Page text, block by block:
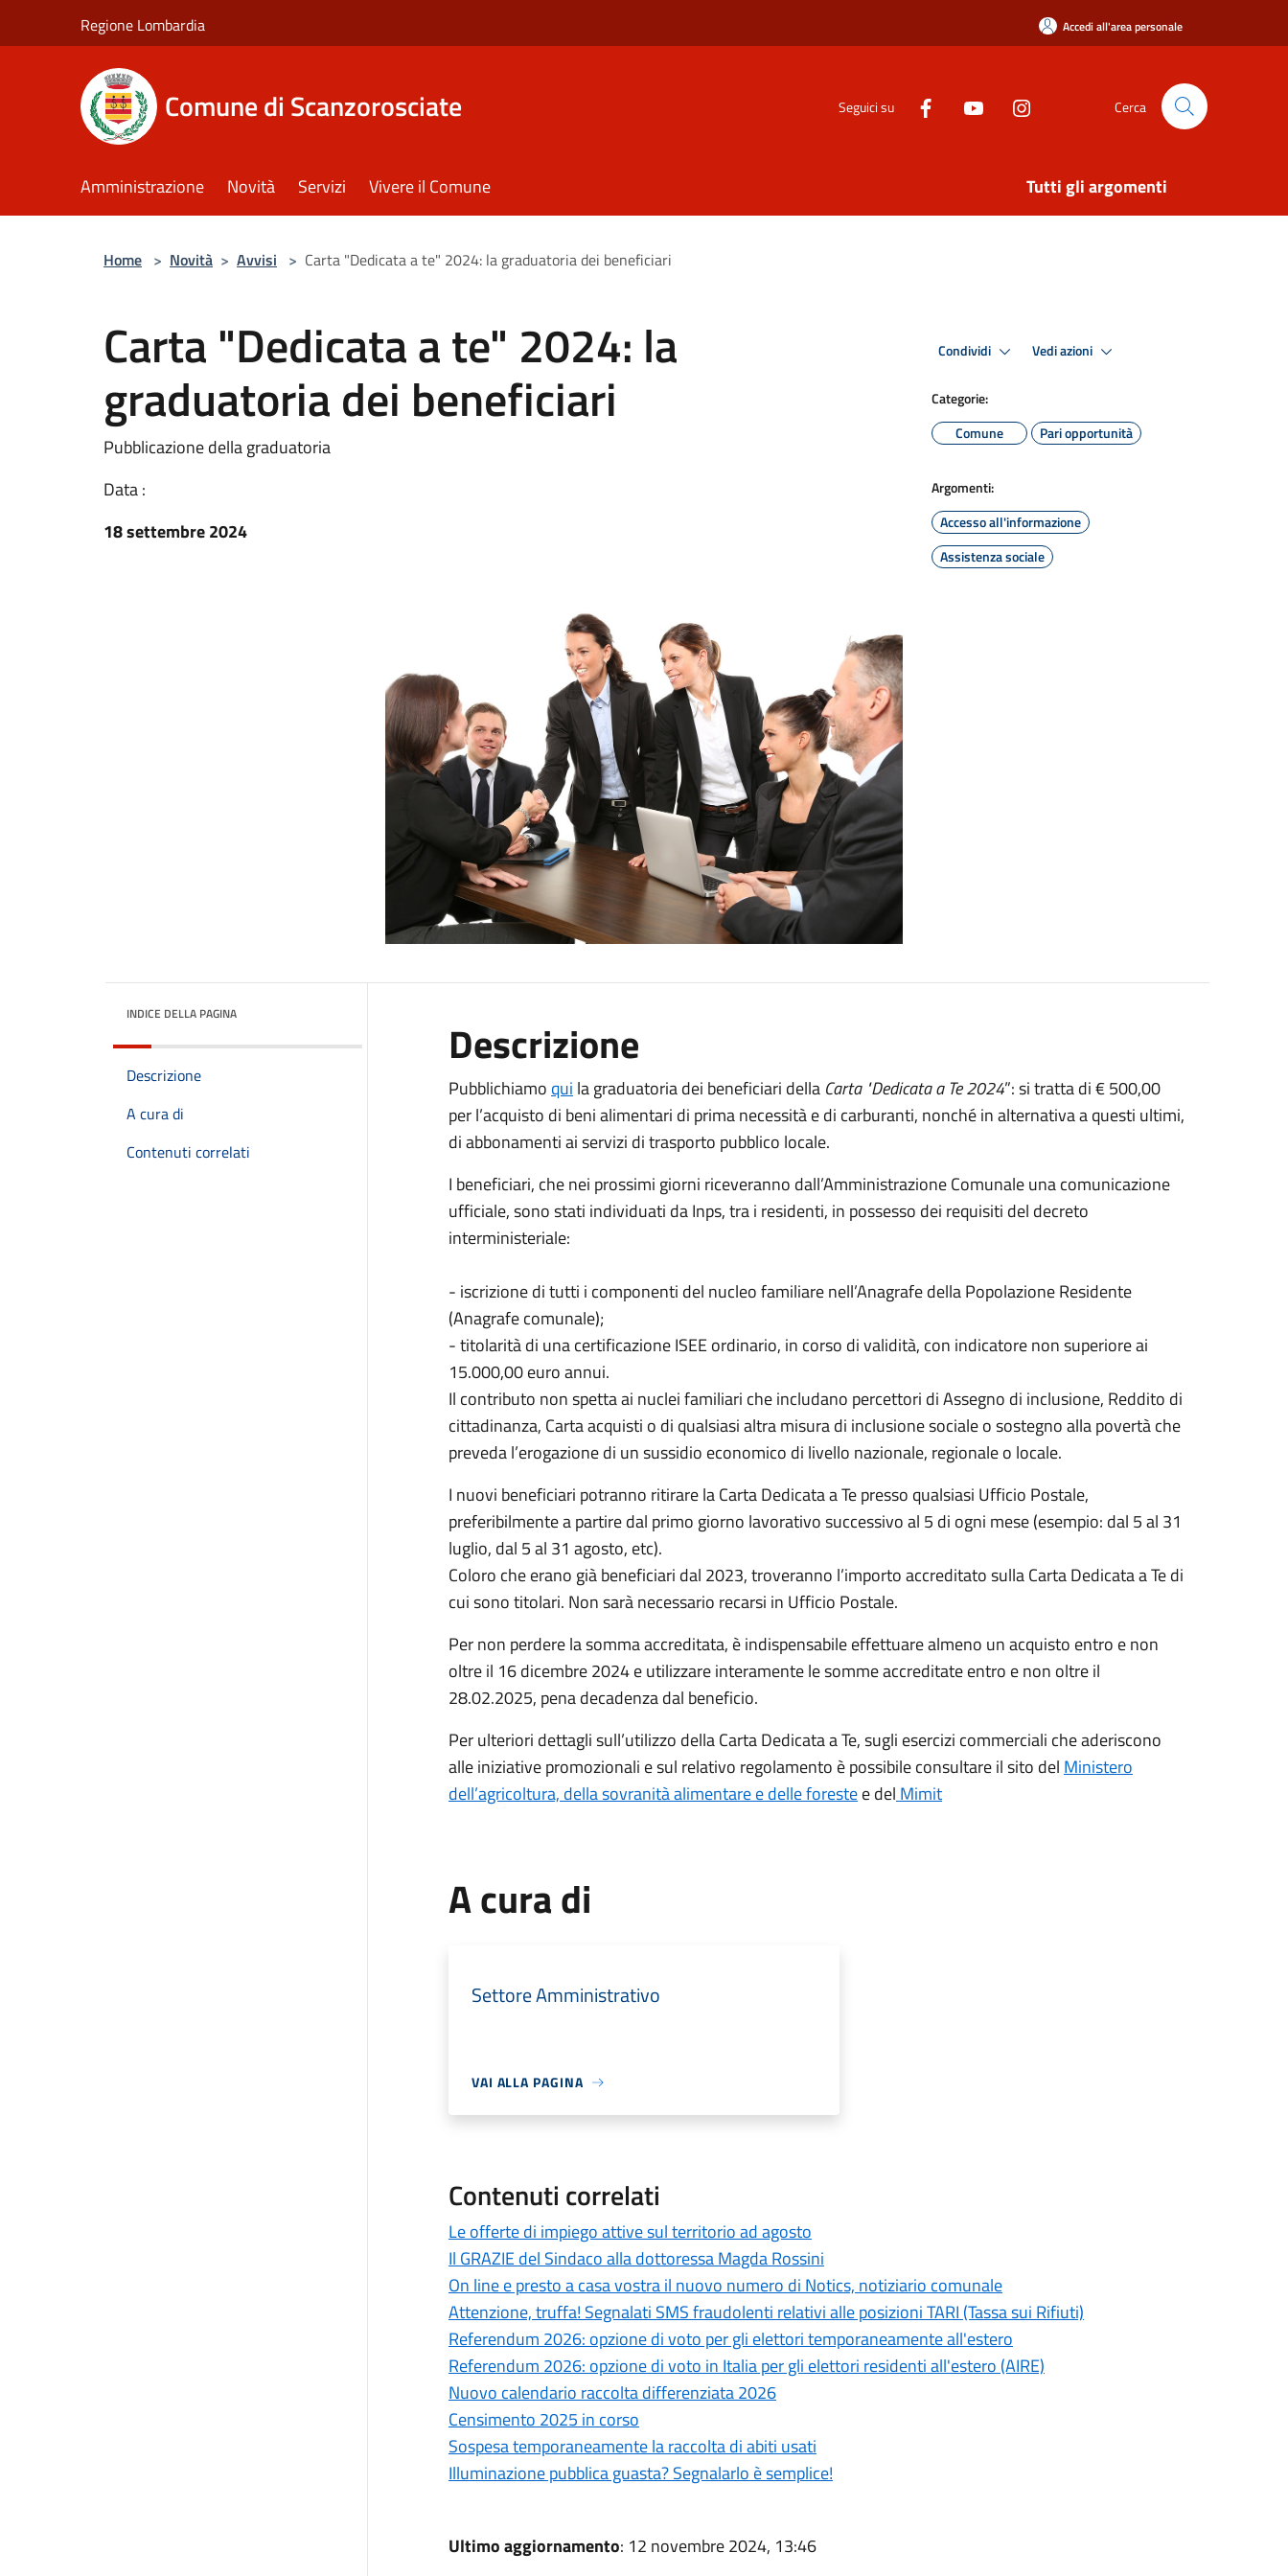
Regione Lombardia Accedi all'area personale
Comune di Scanzorosciate Seguici su Cerca
Amministrazione Novità Servizi Vivere il Comune Tutti gli argomenti
Home > Novità > Avvisi > Carta "Dedicata a te" 2024: la graduatoria dei beneficiari
Carta "Dedicata a te" 2024: la
graduatoria dei beneficiari
Pubblicazione della graduatoria
Data :
18 settembre 2024
Condividi Vedi azioni
Categorie:
Comune
Pari opportunità
Argomenti:
Accesso all'informazione
Assistenza sociale
INDICE DELLA PAGINA
Descrizione
A cura di
Contenuti correlati
Descrizione
Pubblichiamo qui la graduatoria dei beneficiari della Carta "Dedicata a Te 2024”: si tratta di € 500,00
per l’acquisto di beni alimentari di prima necessità e di carburanti, nonché in alternativa a questi ultimi,
di abbonamenti ai servizi di trasporto pubblico locale.
I beneficiari, che nei prossimi giorni riceveranno dall’Amministrazione Comunale una comunicazione
ufficiale, sono stati individuati da Inps, tra i residenti, in possesso dei requisiti del decreto
interministeriale:
- iscrizione di tutti i componenti del nucleo familiare nell’Anagrafe della Popolazione Residente
(Anagrafe comunale);
- titolarità di una certificazione ISEE ordinario, in corso di validità, con indicatore non superiore ai
15.000,00 euro annui.
Il contributo non spetta ai nuclei familiari che includano percettori di Assegno di inclusione, Reddito di
cittadinanza, Carta acquisti o di qualsiasi altra misura di inclusione sociale o sostegno alla povertà che
preveda l’erogazione di un sussidio economico di livello nazionale, regionale o locale.
I nuovi beneficiari potranno ritirare la Carta Dedicata a Te presso qualsiasi Ufficio Postale,
preferibilmente a partire dal primo giorno lavorativo successivo al 5 di ogni mese (esempio: dal 5 al 31
luglio, dal 5 al 31 agosto, etc).
Coloro che erano già beneficiari dal 2023, troveranno l’importo accreditato sulla Carta Dedicata a Te di
cui sono titolari. Non sarà necessario recarsi in Ufficio Postale.
Per non perdere la somma accreditata, è indispensabile effettuare almeno un acquisto entro e non
oltre il 16 dicembre 2024 e utilizzare interamente le somme accreditate entro e non oltre il
28.02.2025, pena decadenza dal beneficio.
Per ulteriori dettagli sull’utilizzo della Carta Dedicata a Te, sugli esercizi commerciali che aderiscono
alle iniziative promozionali e sul relativo regolamento è possibile consultare il sito del Ministero
dell’agricoltura, della sovranità alimentare e delle forestee del Mimit
A cura di
Settore Amministrativo
VAI ALLA PAGINA
Contenuti correlati
Le offerte di impiego attive sul territorio ad agosto
Il GRAZIE del Sindaco alla dottoressa Magda Rossini
On line e presto a casa vostra il nuovo numero di Notics, notiziario comunale
Attenzione, truffa! Segnalati SMS fraudolenti relativi alle posizioni TARI (Tassa sui Rifiuti)
Referendum 2026: opzione di voto per gli elettori temporaneamente all'estero
Referendum 2026: opzione di voto in Italia per gli elettori residenti all'estero (AIRE)
Nuovo calendario raccolta differenziata 2026
Censimento 2025 in corso
Sospesa temporaneamente la raccolta di abiti usati
Illuminazione pubblica guasta? Segnalarlo è semplice!
Ultimo aggiornamento: 12 novembre 2024, 13:46